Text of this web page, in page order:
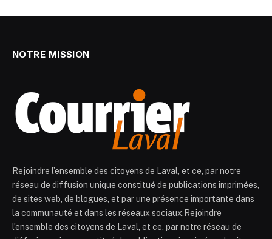
NOTRE MISSION
Rejoindre l’ensemble des citoyens de Laval, et ce, par notre
réseau de diffusion unique constitué de publications imprimées,
de sites web, de blogues, et par une présence importante dans
la communauté et dans les réseaux sociaux.Rejoindre
l’ensemble des citoyens de Laval, et ce, par notre réseau de